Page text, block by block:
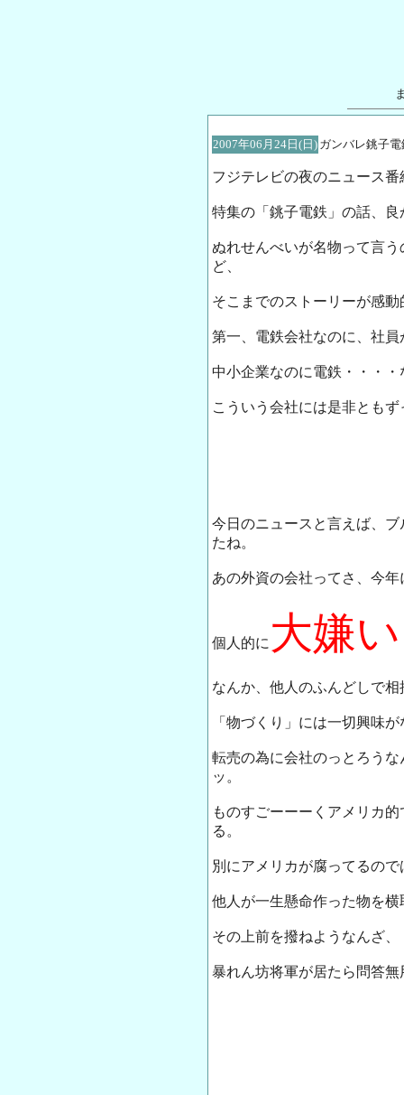
2007年06月24日(日) ガンバレ銚子電
フジテレビの夜のニュース
特集の「銚子電鉄」の話、良
ぬれせんべいが名物って言
ど、
そこまでのストーリーが感動
第一、電鉄会社なのに、社
中小企業なのに電鉄・・・
こういう会社には是非とも
今日のニュースと言えば、
たね。
あの外資の会社ってさ、今
個人的に 大嫌
なんか、他人のふんどしで
「物づくり」には一切興味
転売の為に会社のっとろう
ッ。
ものすごーーーくアメリカ
る。
別にアメリカが腐ってるの
他人が一生懸命作った物を横
その上前を撥ねようなんざ、
暴れん坊将軍が居たら問答